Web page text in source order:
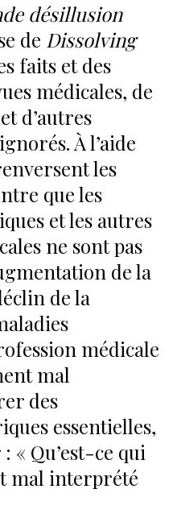
désillusion
de Dissolving
faits et des
médicales, de
d’autres
À l’aide
les
que les
et les autres
ne sont pas
de la
de la
médicale
mal
des
essentielles,
« Qu’est-ce qui
mal interprété